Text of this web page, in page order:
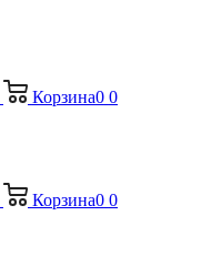
Корзина0 0
Корзина0 0